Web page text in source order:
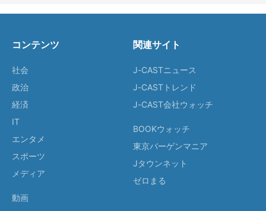
コンテンツ
社会
政治
経済
IT
エンタメ
スポーツ
メディア
動画
関連サイト
J-CASTニュース
J-CASTトレンド
J-CAST会社ウォッチ
BOOKウォッチ
東京バーゲンマニア
Jタウンネット
ゼロまる